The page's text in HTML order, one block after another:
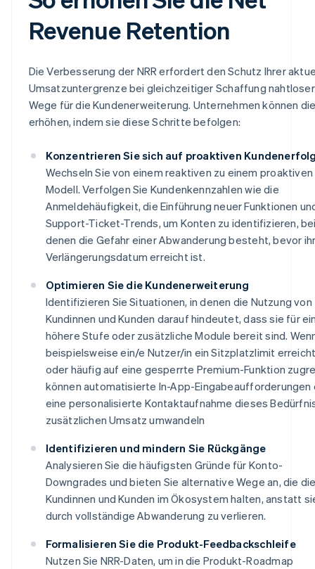
Revenue Retention
Die Verbesserung der NRR erfordert den Schutz Ihrer
Umsatzuntergrenze bei gleichzeitiger Schaffung nahtloser
Wege für die Kundenerweiterung. Unternehmen können die
erhöhen, indem sie diese Schritte befolgen:
Konzentrieren Sie sich auf proaktiven
Wechseln Sie von einem reaktiven zu einem proaktiven
Modell. Verfolgen Sie Kundenkennzahlen wie die
Anmeldehäufigkeit, die Einführung neuer Funktionen
Support-Ticket-Trends, um Konten zu identifizieren,
denen die Gefahr einer Abwanderung besteht, bevor
Verlängerungsdatum erreicht ist.
Optimieren Sie die Kundenerweiterung
Identifizieren Sie Situationen, in denen die Nutzung von
Kundinnen und Kunden darauf hindeutet, dass sie für
höhere Stufe oder zusätzliche Module bereit sind.
beispielsweise ein/e Nutzer/in ein Sitzplatzlimit
oder häufig auf eine gesperrte Premium-Funktion
können automatisierte In-App-Eingabeaufforderungen
eine personalisierte Kontaktaufnahme dieses
zusätzlichen Umsatz umwandeln
Identifizieren und mindern Sie Rückgänge
Analysieren Sie die häufigsten Gründe für Konto-
Downgrades und bieten Sie alternative Wege an, die
Kundinnen und Kunden im Ökosystem halten, anstatt
durch vollständige Abwanderung zu verlieren.
Formalisieren Sie die Produkt-Feedbackschleife
Nutzen Sie NRR-Daten, um in die Produkt-Roadmap